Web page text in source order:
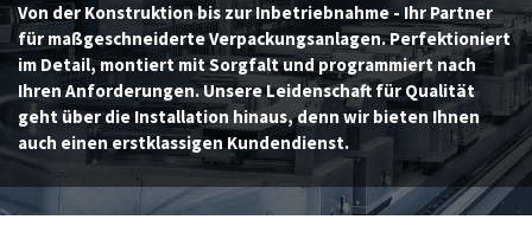
Von der Konstruktion bis zur Inbetriebnahme - Ihr Partner
für maßgeschneiderte Verpackungsanlagen. Perfektioniert
im Detail, montiert mit Sorgfalt und programmiert nach
Ihren Anforderungen. Unsere Leidenschaft für Qualität
geht über die Installation hinaus, denn wir bieten Ihnen
auch einen erstklassigen Kundendienst.